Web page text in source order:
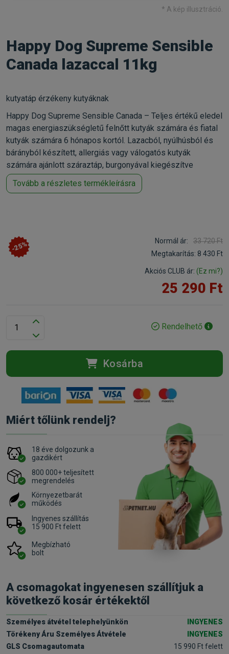
* A kép illusztráció.
Happy Dog Supreme Sensible
Canada lazaccal 11kg
kutyatáp érzékeny kutyáknak
Happy Dog Supreme Sensible Canada – Teljes értékű eledel
magas energiaszükségletű felnőtt kutyák számára és fiatal
kutyák számára 6 hónapos kortól. Lazacból, nyúlhúsból és
bárányból készített, allergiás vagy válogatós kutyák
számára ajánlott száraztáp, burgonyával kiegészítve
Tovább a részletes termékleírásra
-25% Normál ár:
33 720 Ft
Megtakarítás: 8 430 Ft
Akciós CLUB ár: (Ez mi?)
25 290 Ft
Rendelhető
Kosárba
Miért tőlünk rendelj?
18 éve dolgozunk a
gazdikért
800 000+ teljesített
megrendelés
Környezetbarát
működés
Ingyenes szállítás
15 900 Ft felett
Megbízható
bolt
A csomagokat ingyenesen szállítjuk a
következő kosár értékektől
Személyes átvétel telephelyünkön
INGYENES
Törékeny Áru Személyes Átvétele
INGYENES
GLS Csomagautomata
15 990 Ft felett